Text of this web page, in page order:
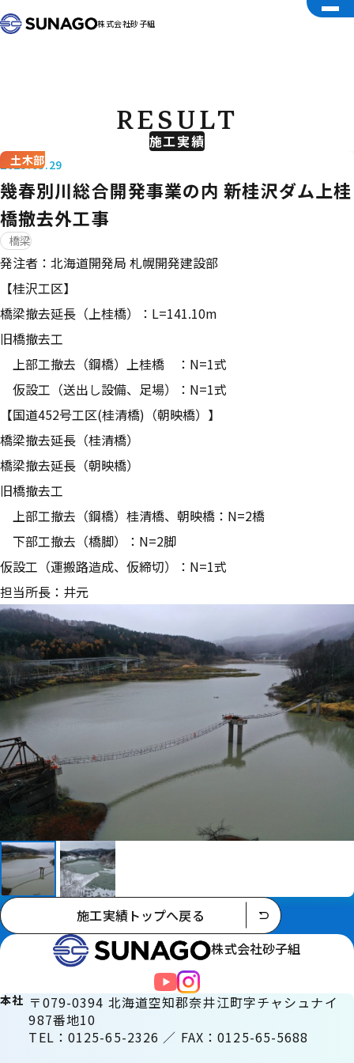
株式会社砂子組
施工実績
RESULT
土木部
2025.03.29
幾春別川総合開発事業の内 新桂沢ダム上桂
橋撤去外工事
橋梁
発注者：北海道開発局 札幌開発建設部
【桂沢工区】
橋梁撤去延長（上桂橋）：L=141.10m
旧橋撤去工
上部工撤去（鋼橋）上桂橋 ：N=1式
仮設工（送出し設備、足場）：N=1式
【国道452号工区(桂清橋)（朝映橋）】
橋梁撤去延長（桂清橋）
橋梁撤去延長（朝映橋）
旧橋撤去工
上部工撤去（鋼橋）桂清橋、朝映橋：N=2橋
下部工撤去（橋脚）：N=2脚
仮設工（運搬路造成、仮締切）：N=1式
担当所長：井元
施工実績トップへ戻る
株式会社砂子組
本社 〒079-0394 北海道空知郡奈井江町字チャシュナイ
987番地10
TEL：0125-65-2326 ／ FAX：0125-65-5688